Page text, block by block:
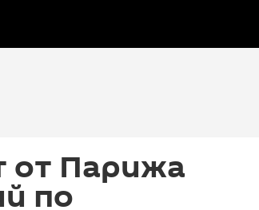
от Парижа
по